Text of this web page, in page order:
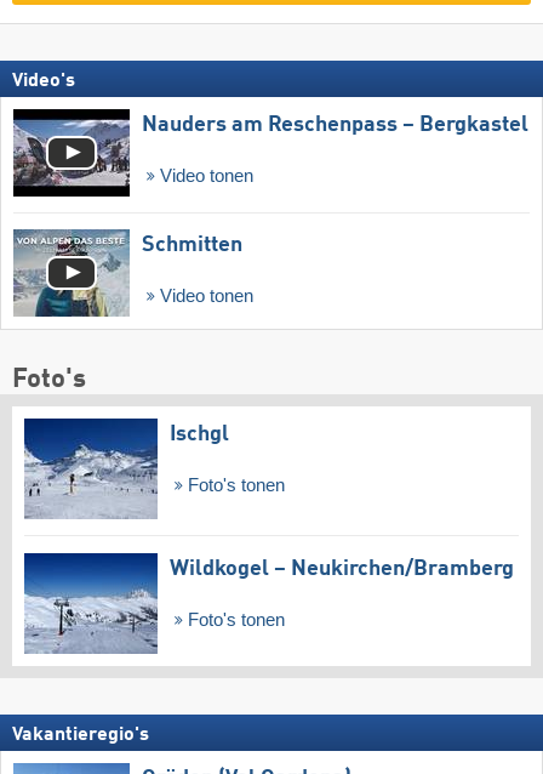
Video's
Nauders am Reschenpass – Bergkastel
Video tonen
Schmitten
Video tonen
Foto's
Ischgl
Foto's tonen
Wildkogel – Neukirchen/​Bramberg
Foto's tonen
Vakantieregio's